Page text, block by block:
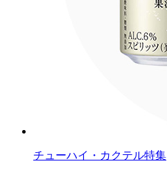
チューハイ・カクテル特集